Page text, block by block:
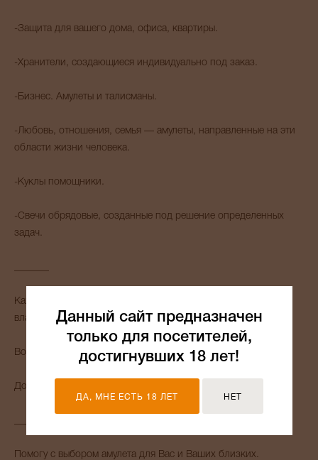
-Защита для вашего дома, офиса, квартиры.
-Хранители, создающиеся индивидуально под заказ.
-Бизнес. Амулеты и талисманы.
-Любовь, отношения, семья — амулеты, направленные на эти
области жизни человека.
-Куклы помощники.
-Свечи обрядовые, созданные под решение определенных
задач.
Каждый амулет активируется и сонастраивается со своим
владельцем.
Возможно приобретение оберега в подарок.
Доставка осуществляется по всему МИРУ.
Помогу с выбором амулета для Вас и Ваших близких.
Данный сайт предназначен
только для посетителей,
достигнувших 18 лет!
ДА, МНЕ ЕСТЬ 18 ЛЕТ НЕТ